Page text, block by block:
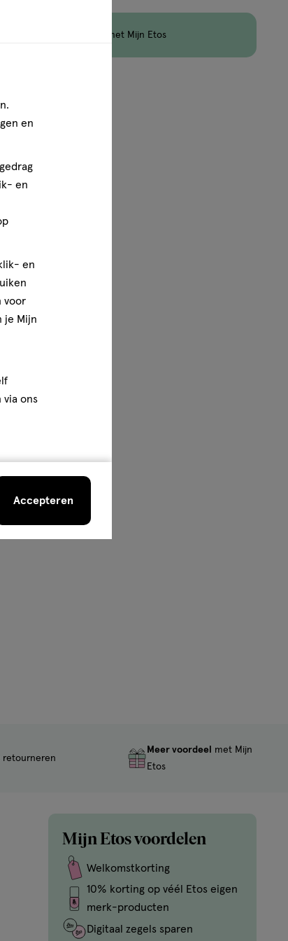
op Etos Merk met Mijn Etos
retourneren
Meer voordeel
met Mijn
Etos
Mijn Etos voordelen
Welkomstkorting
10% korting op véél Etos eigen
merk-producten
Digitaal zegels sparen
en
en
en
voor
je Mijn
via ons
Accepteren